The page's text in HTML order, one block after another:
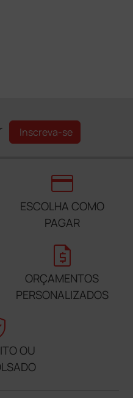
Inscreva-se
credit_card
ESCOLHA COMO
PAGAR
request_quote
ORÇAMENTOS
PERSONALIZADOS
OU